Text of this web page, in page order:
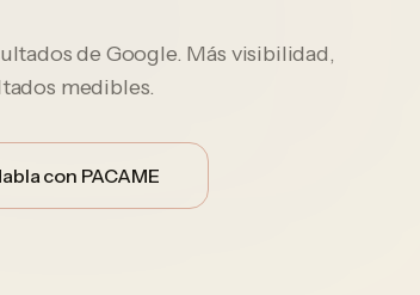
de Google. Más visibilidad,
medibles.
con PACAME